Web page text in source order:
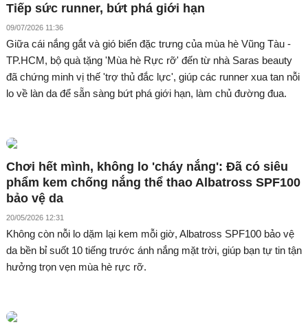
Tiếp sức runner, bứt phá giới hạn
09/07/2026 11:36
Giữa cái nắng gắt và gió biển đặc trưng của mùa hè Vũng Tàu -
TP.HCM, bộ quà tặng 'Mùa hè Rực rỡ' đến từ nhà Saras beauty
đã chứng minh vị thế 'trợ thủ đắc lực', giúp các runner xua tan nỗi
lo về làn da để sẵn sàng bứt phá giới hạn, làm chủ đường đua.
Chơi hết mình, không lo 'cháy nắng': Đã có siêu
phẩm kem chống nắng thể thao Albatross SPF100
bảo vệ da
20/05/2026 12:31
Không còn nỗi lo dặm lại kem mỗi giờ, Albatross SPF100 bảo vệ
da bền bỉ suốt 10 tiếng trước ánh nắng mặt trời, giúp bạn tự tin tận
hưởng trọn vẹn mùa hè rực rỡ.